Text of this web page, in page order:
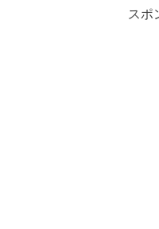
スポ